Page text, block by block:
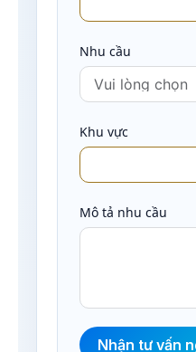
Nhu cầu
Khu vực
Mô tả nhu cầu
Nhận tư vấn